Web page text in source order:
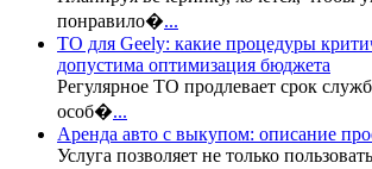
понравило�...
ТО для Geely: какие процедуры
допустима оптимизация бюджета
Регулярное ТО продлевает срок
особ�...
Аренда авто с выкупом: описание
Услуга позволяет не только